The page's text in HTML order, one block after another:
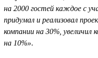
на 2000 гостей каждое с
придумал и реализовал
компании на 30%, увеличил
на 10%».